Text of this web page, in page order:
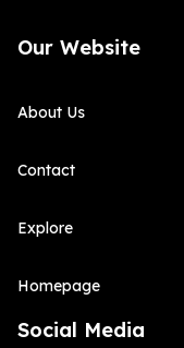
Our Website
About Us
Contact
Explore
Homepage
Social Media